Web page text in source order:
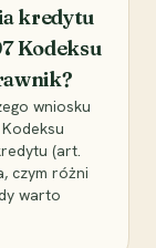
kredytu
Kodeksu
wniosku
(art.
czym różni
warto